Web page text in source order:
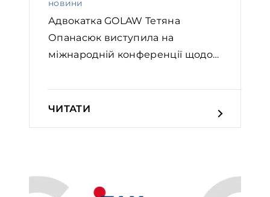
новини
Адвокатка GOLAW Тетяна
Опанасюк виступила на
міжнародній конференції щодо
ЧИТАТИ